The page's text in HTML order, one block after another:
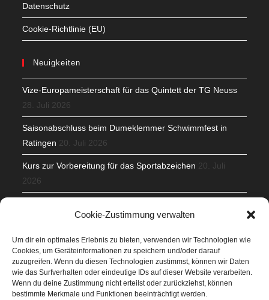
Cookie-Zustimmung verwalten
Um dir ein optimales Erlebnis zu bieten, verwenden wir Technologien wie
Cookies, um Geräteinformationen zu speichern und/oder darauf
zuzugreifen. Wenn du diesen Technologien zustimmst, können wir Daten
wie das Surfverhalten oder eindeutige IDs auf dieser Website verarbeiten.
Wenn du deine Zustimmung nicht erteilst oder zurückziehst, können
bestimmte Merkmale und Funktionen beeinträchtigt werden.
Datenschutz
Cookie-Richtlinie (EU)
Neuigkeiten
Vize-Europameisterschaft für das Quintett der TG Neuss
28. Juli 2026
Saisonabschluss beim Dumeklemmer Schwimmfest in
Ratingen 20. Juli 2026
Kurs zur Vorbereitung für das Sportabzeichen 20. Juli
2026
Veranstaltungen
Höffner Run